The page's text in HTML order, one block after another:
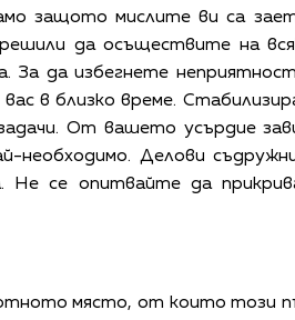
защото мислите ви са
да осъществите на
За да избегнете
в близко време.
От вашето усърдие
необходимо. Делови
Не се опитвайте да
място, от които този